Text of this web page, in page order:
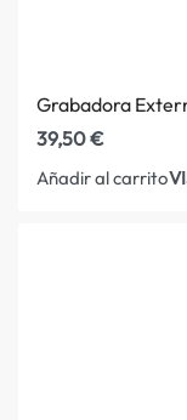
Grabadora
39,50€
Añadir al carrito